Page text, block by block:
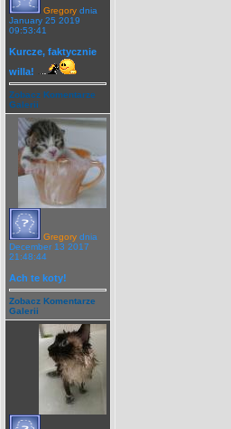
Gregory dnia
January 25 2019
09:53:41
Kurcze, faktycznie
willa!
Zobacz Komentarze
Galerii
Gregory dnia
December 13 2017
21:48:44
Ach te koty!
Zobacz Komentarze
Galerii